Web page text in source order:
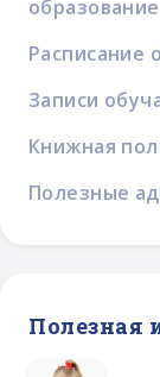
образование
Расписание
Записи
Книжная
Полезные
Полезная